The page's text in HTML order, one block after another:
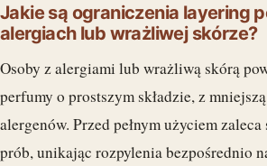
Jakie są ograniczenia layering
alergiach lub wrażliwej skórze?
Osoby z alergiami lub wrażliwą skórą
perfumy o prostszym składzie, z
alergenów. Przed pełnym użyciem
prób, unikając rozpylenia bezpośrednio